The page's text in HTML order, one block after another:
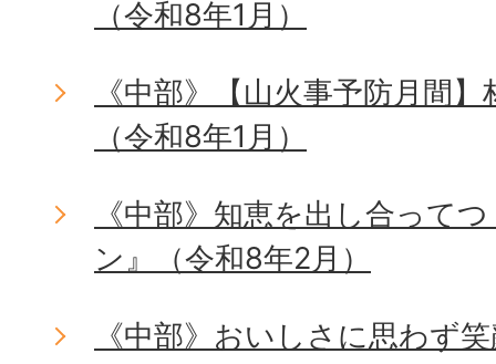
（令和8年1月）
《中部》【山火事予防月間
（令和8年1月）
《中部》知恵を出し合って
ン』（令和8年2月）
《中部》おいしさに思わず